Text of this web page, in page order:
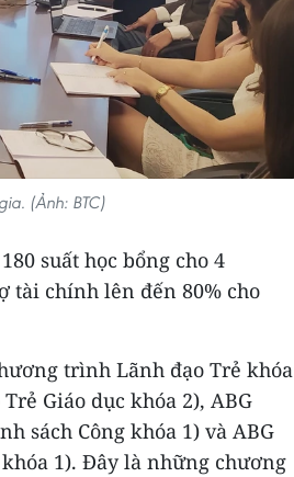
(Ảnh: BTC)
suất học bổng cho 4
tài chính lên đến 80% cho
trình Lãnh đạo Trẻ khóa
Giáo dục khóa 2), ABG
sách Công khóa 1) và ABG
1). Đây là những chương